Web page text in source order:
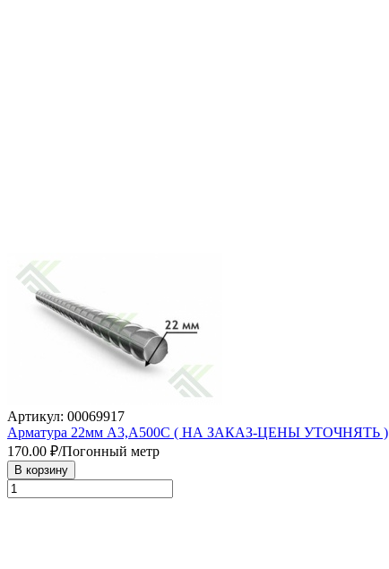
Артикул: 00069917
Арматура 22мм А3,А500С ( НА ЗАКАЗ-ЦЕНЫ УТОЧНЯТЬ )
170.00 ₽/Погонный метр
В корзину